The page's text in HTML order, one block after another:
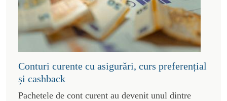
Conturi curente cu asigurări, curs preferențial
și cashback
Pachetele de cont curent au devenit unul dintre